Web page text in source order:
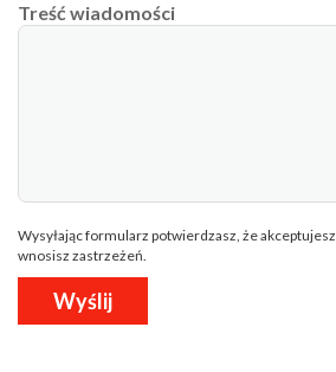
Treść wiadomości
Wysyłając formularz potwierdzasz, że akceptujesz
wnosisz zastrzeżeń.